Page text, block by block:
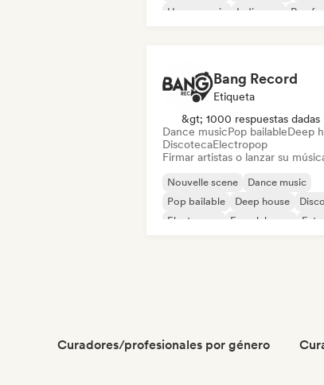
House music
Indie pop Rap
Bang Record
Etiqueta
&gt; 1000 respuestas dadas
Dance musicPop bailableDeep
DiscotecaElectropop
Firmar artistas o lanzar su
Nouvelle scene
Dance music
Pop bailable
Deep house
Electropop
French house
Curadores/profesionales por género